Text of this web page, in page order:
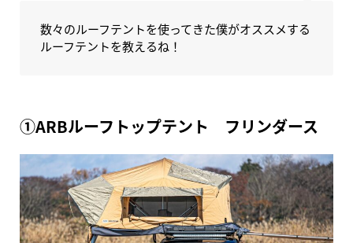
数々のルーフテントを使ってきた僕がオススメする
ルーフテントを教えるね！
①ARBルーフトップテント フリンダース